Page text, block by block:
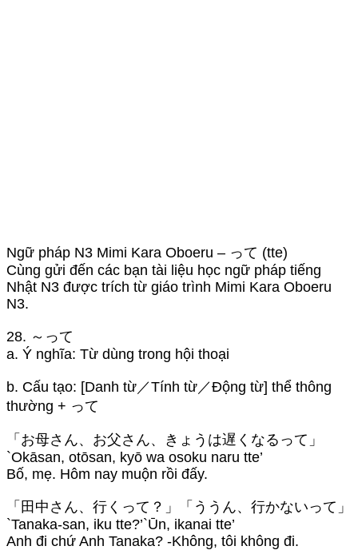
Ngữ pháp N3 Mimi Kara Oboeru – って (tte)
Cùng gửi đến các bạn tài liệu học ngữ pháp tiếng
Nhật N3 được trích từ giáo trình Mimi Kara Oboeru
N3.
28. ～って
a. Ý nghĩa: Từ dùng trong hội thoại
b. Cấu tạo: [Danh từ／Tính từ／Động từ] thể thông
thường + って
「お母さん、お父さん、きょうは遅くなるって」
`Okāsan, otōsan, kyō wa osoku naru tte’
Bố, mẹ. Hôm nay muộn rồi đấy.
「田中さん、行くって？」「ううん、行かないって」
`Tanaka-san, iku tte?’`Ūn, ikanai tte’
Anh đi chứ Anh Tanaka? -Không, tôi không đi.